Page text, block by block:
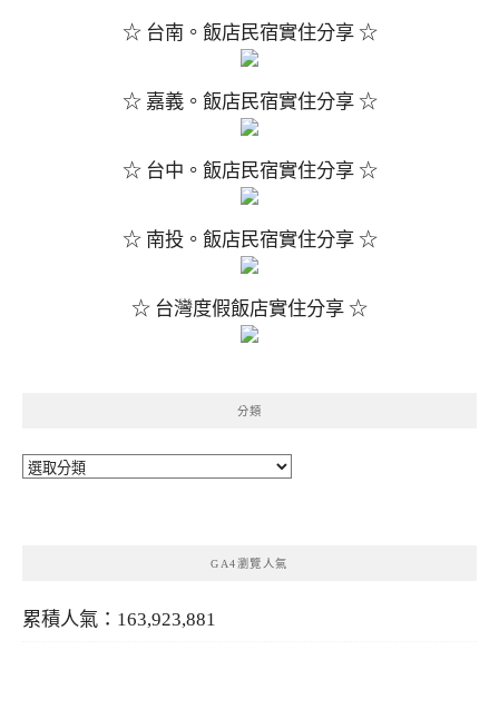
☆ 台南。飯店民宿實住分享 ☆
☆ 嘉義。飯店民宿實住分享 ☆
☆ 台中。飯店民宿實住分享 ☆
☆ 南投。飯店民宿實住分享 ☆
☆ 台灣度假飯店實住分享 ☆
分類
分
GA4瀏覽人氣
累積人氣：163,923,881